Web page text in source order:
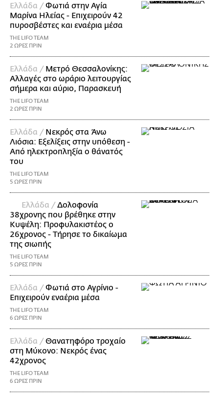
Ελλάδα /Φωτιά στην Αγία
Μαρίνα Ηλείας - Επιχειρούν 42
πυροσβέστες και εναέρια μέσα
THE LIFO TEAM
2 ΩΡΕΣ ΠΡΙΝ
Ελλάδα / Μετρό Θεσσαλονίκης:
Αλλαγές στο ωράριο λειτουργίας
σήμερα και αύριο, Παρασκευή
THE LIFO TEAM
2 ΩΡΕΣ ΠΡΙΝ
Ελλάδα / Νεκρός στα Άνω
Λιόσια: Εξελίξεις στην υπόθεση -
Από ηλεκτροπληξία ο θάνατός
του
THE LIFO TEAM
5 ΩΡΕΣ ΠΡΙΝ
Ελλάδα /Δολοφονία
38χρονης που βρέθηκε στην
Κυψέλη: Προφυλακιστέος ο
26χρονος - Τήρησε το δικαίωμα
της σιωπής
THE LIFO TEAM
5 ΩΡΕΣ ΠΡΙΝ
Ελλάδα /Φωτιά στο Αγρίνιο -
Επιχειρούν εναέρια μέσα
THE LIFO TEAM
6 ΩΡΕΣ ΠΡΙΝ
Ελλάδα /Θανατηφόρο τροχαίο
στη Μύκονο: Νεκρός ένας
42χρονος
THE LIFO TEAM
6 ΩΡΕΣ ΠΡΙΝ